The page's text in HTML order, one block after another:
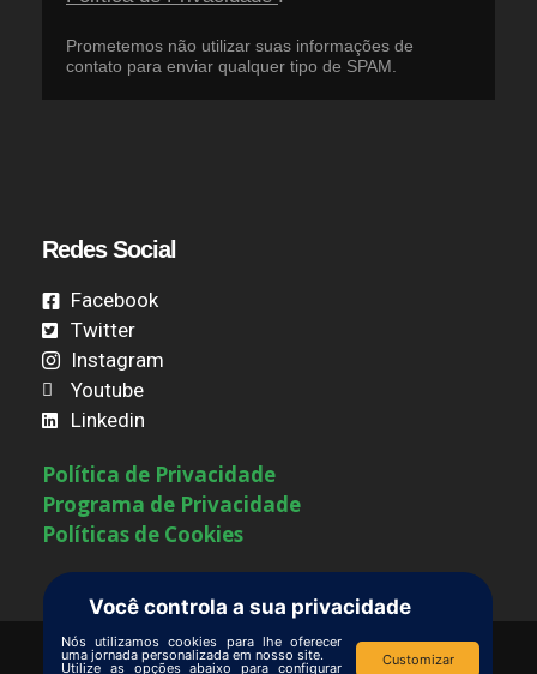
Prometemos não utilizar suas informações de
contato para enviar qualquer tipo de SPAM.
Redes Social
Facebook
Twitter
Instagram
Youtube
Linkedin
Política de Privacidade
Programa de Privacidade
Políticas de Cookies
Você controla a sua privacidade
Nós utilizamos cookies para lhe oferecer
uma jornada personalizada em nosso site.
Utilize as opções abaixo para configurar Customizar